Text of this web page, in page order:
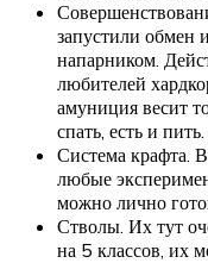
запустили обмен
напарником.
любителей
амуниция весит
спать, есть и пить.
Система крафта.
любые
можно лично
Стволы. Их тут
на 5 классов, их